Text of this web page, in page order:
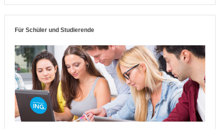
Für Schüler und Studierende